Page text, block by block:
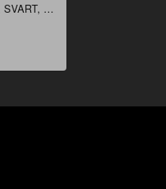
Venhill, Gasvajer, SVART, Yamaha 20-24 TÉNÉRÉ 700